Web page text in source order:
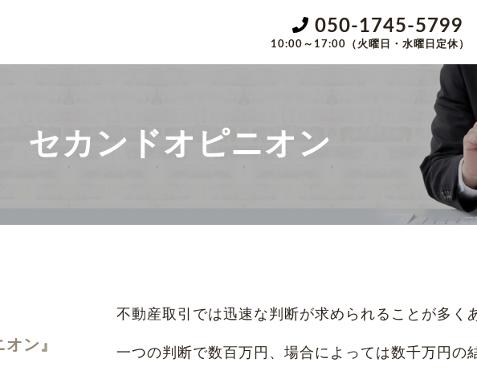
050-1745-5799
10:00～17:00（火曜日・水曜日定休）
セカンドオピニオン
ン』
不動産取引では迅速な判断が求められることが多く
一つの判断で数百万円、場合によっては数千万円の